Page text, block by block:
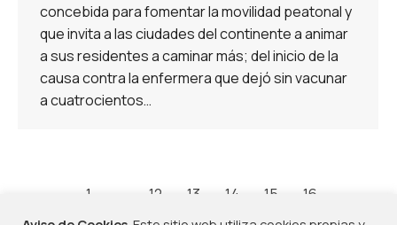
concebida para fomentar la movilidad peatonal y
que invita a las ciudades del continente a animar
a sus residentes a caminar más; del inicio de la
causa contra la enfermera que dejó sin vacunar
a cuatrocientos…
1 12 13 14 15 16
114
→